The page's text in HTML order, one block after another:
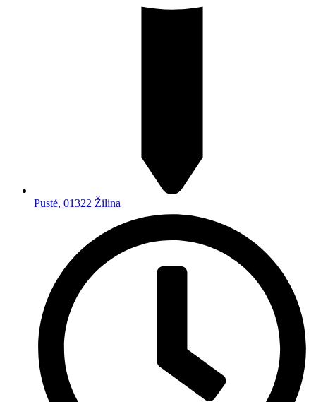
Pusté, 01322 Žilina